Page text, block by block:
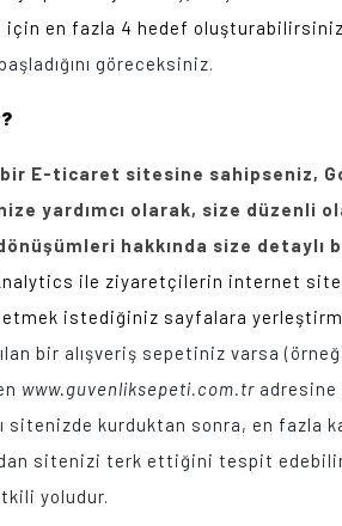
için en fazla 4 hedef
göreceksiniz.
E-ticaret sitesine sahipseniz,
yardımcı olarak, size düzenli
dönüşümleri hakkında size
ile ziyaretçilerin internet
istediğiniz sayfalara
bir alışveriş sepetiniz varsa
www.guvenliksepeti.com.tr adresine
sitenizde kurduktan sonra, en
sitenizi terk ettiğini tespit
yoludur.